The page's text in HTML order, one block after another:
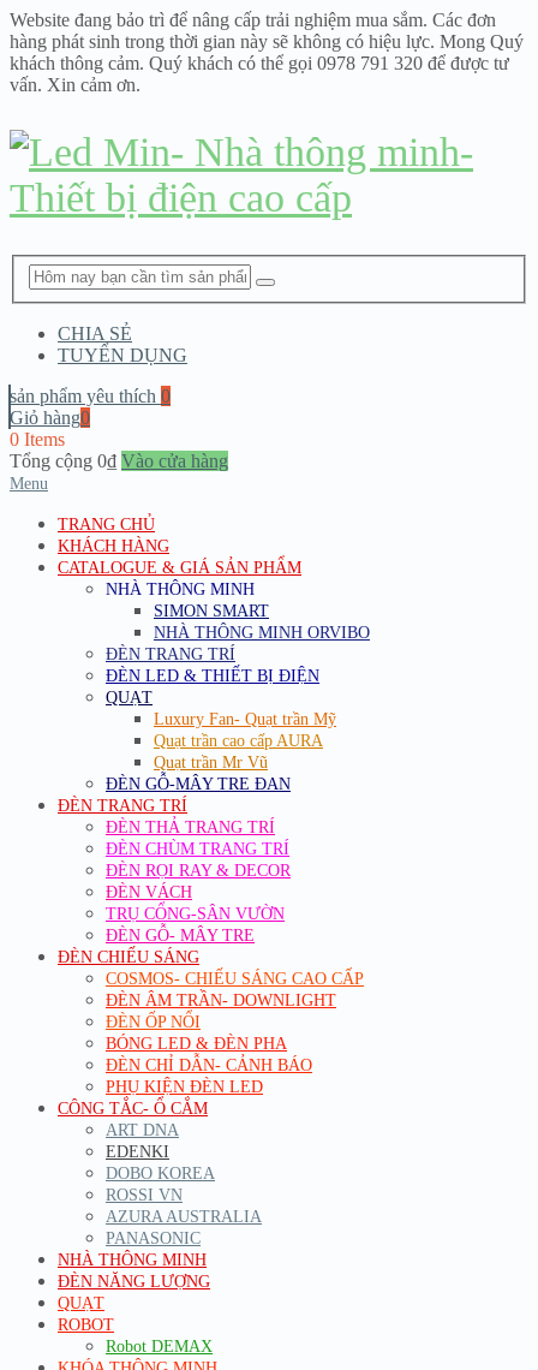
Website đang bảo trì để nâng cấp trải nghiệm mua sắm. Các đơn
hàng phát sinh trong thời gian này sẽ không có hiệu lực. Mong Quý
khách thông cảm. Quý khách có thể gọi 0978 791 320 để được tư
vấn. Xin cảm ơn.
CHIA SẺ
TUYỂN DỤNG
sản phẩm yêu thích 0
Giỏ hàng0
0 Items
Tổng cộng 0₫ Vào cửa hàng
Menu
TRANG CHỦ
KHÁCH HÀNG
CATALOGUE & GIÁ SẢN PHẨM
NHÀ THÔNG MINH
SIMON SMART
NHÀ THÔNG MINH ORVIBO
ĐÈN TRANG TRÍ
ĐÈN LED & THIẾT BỊ ĐIỆN
QUẠT
Luxury Fan- Quạt trần Mỹ
Quạt trần cao cấp AURA
Quạt trần Mr Vũ
ĐÈN GỖ-MÂY TRE ĐAN
ĐÈN TRANG TRÍ
ĐÈN THẢ TRANG TRÍ
ĐÈN CHÙM TRANG TRÍ
ĐÈN RỌI RAY & DECOR
ĐÈN VÁCH
TRỤ CỔNG-SÂN VƯỜN
ĐÈN GỖ- MÂY TRE
ĐÈN CHIẾU SÁNG
COSMOS- CHIẾU SÁNG CAO CẤP
ĐÈN ÂM TRẦN- DOWNLIGHT
ĐÈN ỐP NỔI
BÓNG LED & ĐÈN PHA
ĐÈN CHỈ DẪN- CẢNH BÁO
PHỤ KIỆN ĐÈN LED
CÔNG TẮC- Ổ CẮM
ART DNA
EDENKI
DOBO KOREA
ROSSI VN
AZURA AUSTRALIA
PANASONIC
NHÀ THÔNG MINH
ĐÈN NĂNG LƯỢNG
QUẠT
ROBOT
Robot DEMAX